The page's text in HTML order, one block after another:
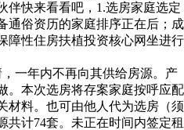
伴快来看看吧，1.选房家庭选定
通俗资历的家庭排序正在后；成
障性住房扶植投资核心网坐进行
年内不再向其供给房源。产
。本次选房将存案家庭按呼应配
材料。也可由他人代为选房（须
共计74套。未正在时间内签定租